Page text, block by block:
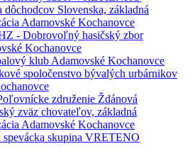
dôchodcov Slovenska, základná
Adamovské Kochanovce
- Dobrovoľný hasičský zbor
Kochanovce
klub Adamovské Kochanovce
spoločenstvo bývalých urbárnikov
združenie Ždánová
zväz chovateľov, základná
Adamovské Kochanovce
spevácka skupina VRETENO